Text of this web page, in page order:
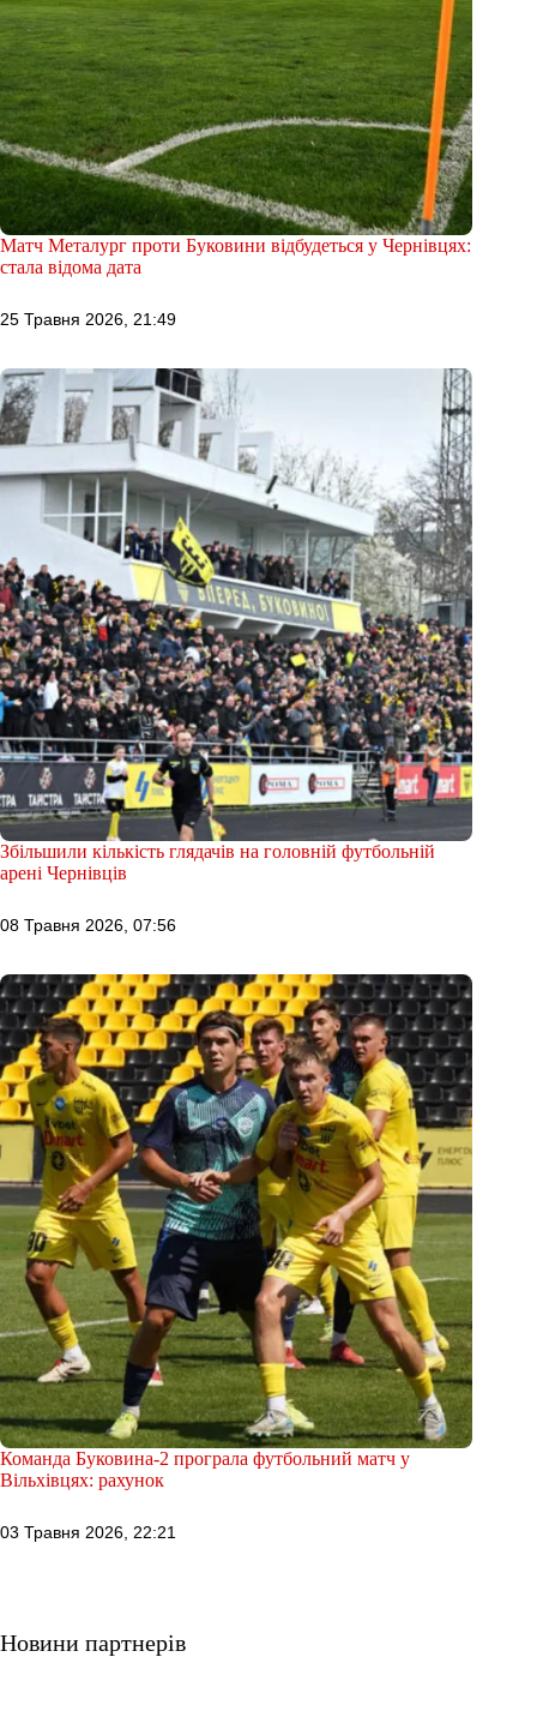
Матч Металург проти Буковини відбудеться у Чернівцях:
стала відома дата
25 Травня 2026, 21:49
Збільшили кількість глядачів на головній футбольній
арені Чернівців
08 Травня 2026, 07:56
Команда Буковина-2 програла футбольний матч у
Вільхівцях: рахунок
03 Травня 2026, 22:21
Новини партнерів